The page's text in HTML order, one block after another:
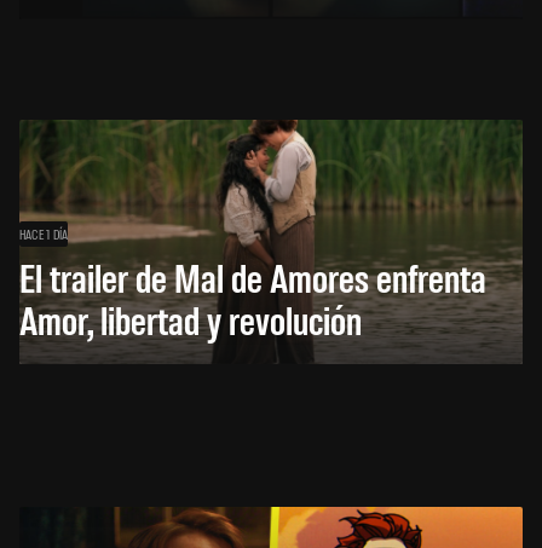
HACE 1 DÍA
El trailer de Mal de Amores enfrenta
Amor, libertad y revolución